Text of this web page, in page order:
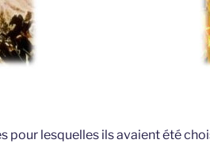
lesquelles ils avaient été